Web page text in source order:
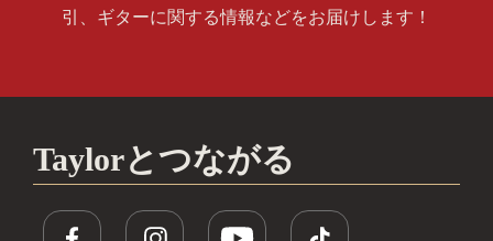
引、ギターに関する情報などをお届けします！
Taylorとつながる